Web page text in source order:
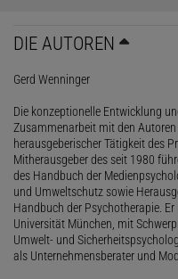
DIE AUTOREN
Gerd Wenninger
Die konzeptionelle Entwicklung
Zusammenarbeit mit den
herausgeberischer Tätigkeit des
Mitherausgeber des seit 1980
des Handbuch der
und Umweltschutz sowie
Handbuch der Psychotherapie.
Universität München, mit
Umwelt- und
als Unternehmensberater und